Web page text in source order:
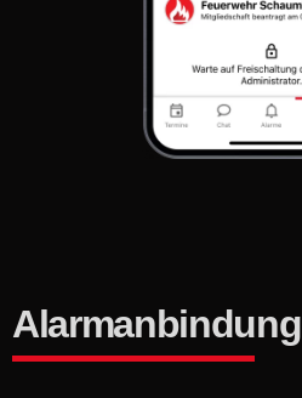
Alarmanbindung